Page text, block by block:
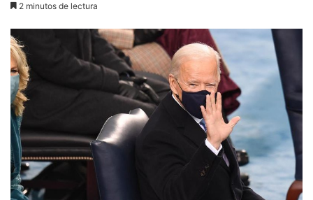
2 minutos de lectura